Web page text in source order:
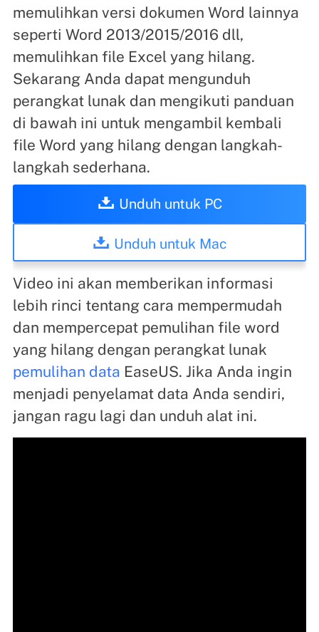
memulihkan versi dokumen Word lainnya
seperti Word 2013/2015/2016 dll,
memulihkan file Excel yang hilang.
Sekarang Anda dapat mengunduh
perangkat lunak dan mengikuti panduan
di bawah ini untuk mengambil kembali
file Word yang hilang dengan langkah-
langkah sederhana.
Unduh untuk PC
Unduh untuk Mac
Video ini akan memberikan informasi
lebih rinci tentang cara mempermudah
dan mempercepat pemulihan file word
yang hilang dengan perangkat lunak
pemulihan data EaseUS. Jika Anda ingin
menjadi penyelamat data Anda sendiri,
jangan ragu lagi dan unduh alat ini.